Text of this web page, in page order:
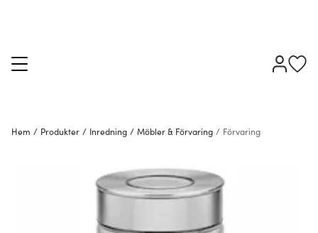
Hem / Produkter / Inredning / Möbler & Förvaring / Förvaring